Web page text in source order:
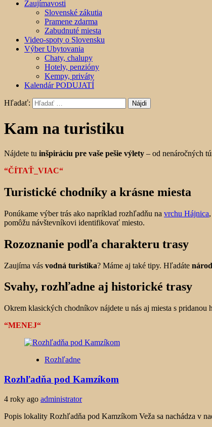
Zaujímavosti
Slovenské zákutia
Pramene zdarma
Zabudnuté miesta
Video-spoty o Slovensku
Výber Ubytovania
Chaty, chalupy
Hotely, penzióny
Kempy, priváty
Kalendár PODUJATÍ
Hľadať:
Kam na turistiku
Nájdete tu inšpiráciu pre vaše pešie výlety – od nenáročných
“ČÍTAŤ_VIAC“
Turistické chodníky a krásne miesta
Ponúkame výber trás ako napríklad rozhľadňu na vrchu Hájnica,
pomôžu návštevníkovi identifikovať miesto.
Rozoznanie podľa charakteru trasy
Zaujíma vás vodná turistika? Máme aj také tipy. Hľadáte
Svahy, rozhľadne aj historické trasy
Okrem klasických chodníkov nájdete u nás aj miesta s pridanou
“MENEJ“
Rozhľadne
Rozhľadňa pod Kamzíkom
4 roky ago administrator
Popis lokality Rozhľadňa pod Kamzíkom Veža sa nachádza v